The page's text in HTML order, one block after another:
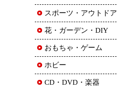
スポーツ・アウトドア
花・ガーデン・DIY
おもちゃ・ゲーム
ホビー
CD・DVD・楽器